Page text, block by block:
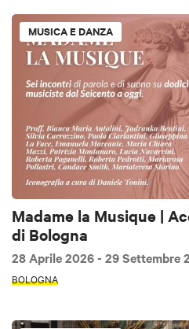
MUSICA E DANZA
Madame la Musique |
di Bologna
28 Aprile 2026- 29 Settembre
BOLOGNA